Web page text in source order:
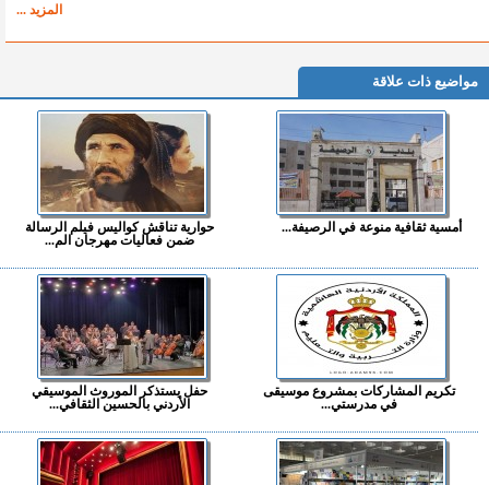
المزيد ...
مواضيع ذات علاقة
أمسية ثقافية منوعة في الرصيفة...
حوارية تناقش كواليس فيلم الرسالة
ضمن فعاليات مهرجان الم...
تكريم المشاركات بمشروع موسيقى
في مدرستي...
حفل يستذكر الموروث الموسيقي
الأردني بالحسين الثقافي...